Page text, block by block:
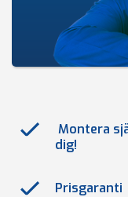
Montera
dig!
Prisgaranti